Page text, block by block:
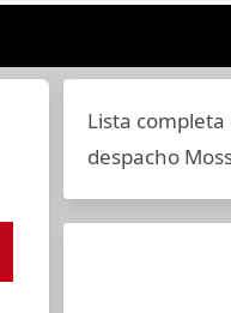
Lista
despacho